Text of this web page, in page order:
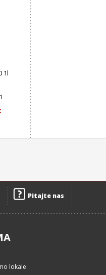
1l
Pitajte nas
lokale